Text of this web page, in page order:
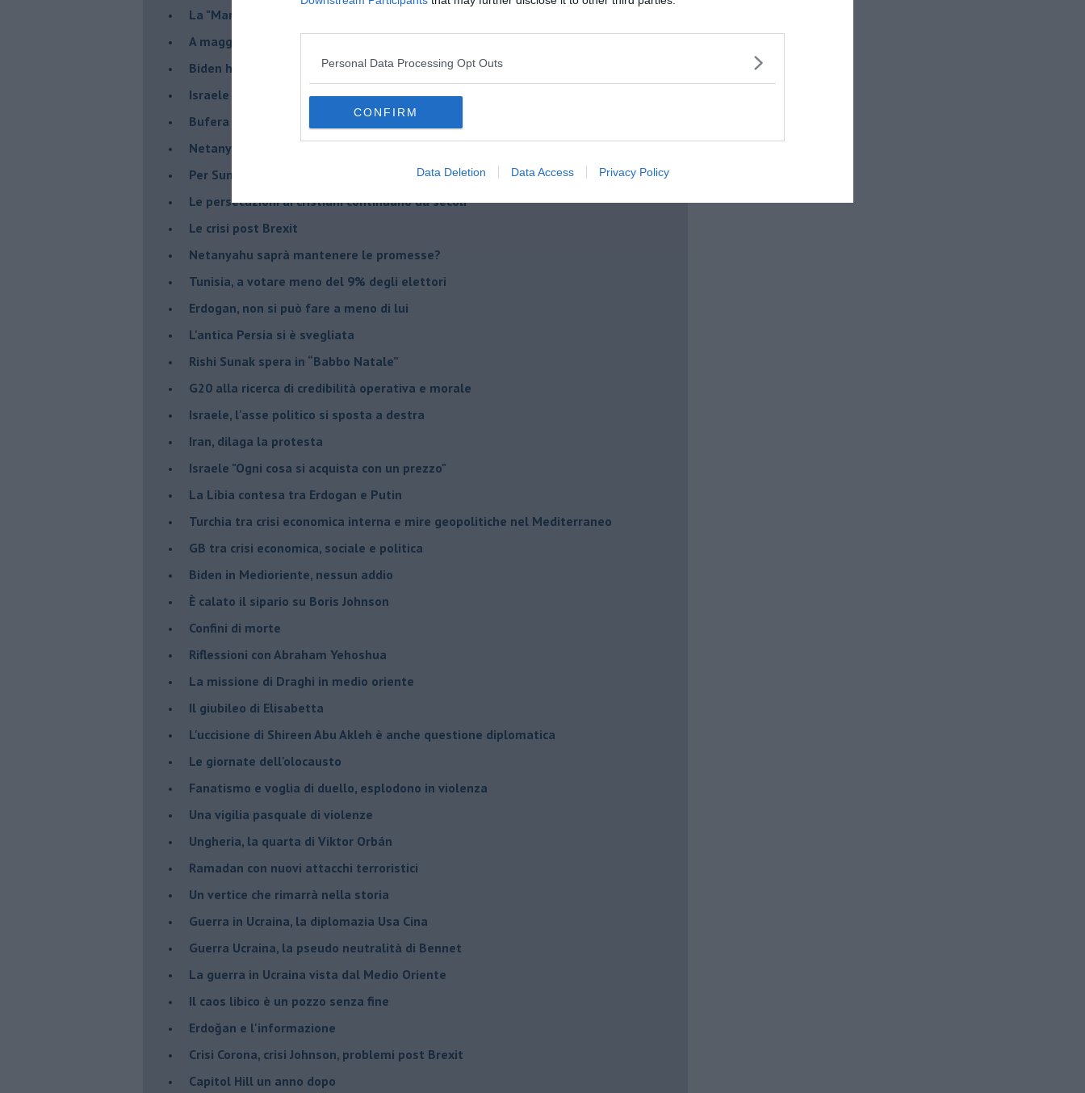
Personal Data Processing Opt Outs
CONFIRM
Data Deletion Data Access Privacy Policy
La "Marcia dei vivi" per non dimenticare
A maggio le urne decideranno il futuro di Erdoğan
Biden ha fatto infuriare la destra israeliana
Israele rischia una guerra civile
Bufera sull'immigrazione
Netanyahu a Roma, un viaggio complicato
Per Sunak niente crisi e nessuna emergenza
Le persecuzioni ai cristiani continuano da secoli
Le crisi post Brexit
Netanyahu saprà mantenere le promesse?
Tunisia, a votare meno del 9% degli elettori
Erdogan, non si può fare a meno di lui
L'antica Persia si è svegliata
Rishi Sunak spera in “Babbo Natale”
G20 alla ricerca di credibilità operativa e morale
Israele, l'asse politico si sposta a destra
Iran, dilaga la protesta
Israele "Ogni cosa si acquista con un prezzo"
La Libia contesa tra Erdogan e Putin
Turchia tra crisi economica interna e mire geopolitiche nel Mediterraneo
GB tra crisi economica, sociale e politica
Biden in Medioriente, nessun addio
È calato il sipario su Boris Johnson
Confini di morte
Riflessioni con Abraham Yehoshua
La missione di Draghi in medio oriente
Il giubileo di Elisabetta
L'uccisione di Shireen Abu Akleh è anche questione diplomatica
Le giornate dell'olocausto
Fanatismo e voglia di duello, esplodono in violenza
Una vigilia pasquale di violenze
Ungheria, la quarta di Viktor Orbán
Ramadan con nuovi attacchi terroristici
Un vertice che rimarrà nella storia
Guerra in Ucraina, la diplomazia Usa Cina
Guerra Ucraina, la pseudo neutralità di Bennet
La guerra in Ucraina vista dal Medio Oriente
​Il caos libico è un pozzo senza fine
Erdoğan e l'informazione
Crisi Corona, crisi Johnson, problemi post Brexit
Capitol Hill un anno dopo